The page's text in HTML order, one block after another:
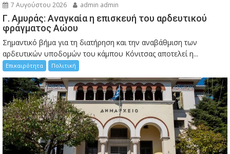
7 Αυγούστου 2026 admin admin
Γ. Αμυράς: Αναγκαία η επισκευή του αρδευτικού
φράγματος Αώου
Σημαντικό βήμα για τη διατήρηση και την αναβάθμιση των
αρδευτικών υποδομών του κάμπου Κόνιτσας αποτελεί η...
Επικαιρότητα Πολιτική